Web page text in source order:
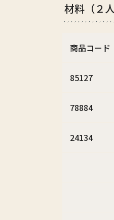
材料（２人
商品コード
85127
78884
24134